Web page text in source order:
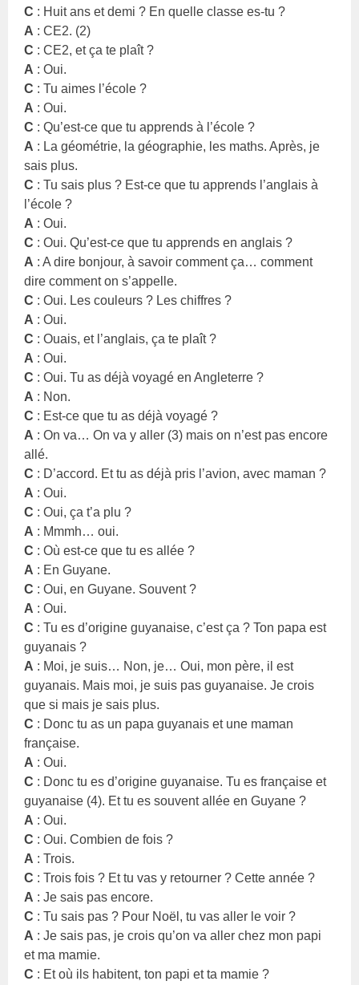
C : Huit ans et demi ? En quelle classe es-tu ?
A : CE2. (2)
C : CE2, et ça te plaît ?
A : Oui.
C : Tu aimes l’école ?
A : Oui.
C : Qu’est-ce que tu apprends à l’école ?
A : La géométrie, la géographie, les maths. Après, je
sais plus.
C : Tu sais plus ? Est-ce que tu apprends l’anglais à
l’école ?
A : Oui.
C : Oui. Qu’est-ce que tu apprends en anglais ?
A : A dire bonjour, à savoir comment ça… comment
dire comment on s’appelle.
C : Oui. Les couleurs ? Les chiffres ?
A : Oui.
C : Ouais, et l’anglais, ça te plaît ?
A : Oui.
C : Oui. Tu as déjà voyagé en Angleterre ?
A : Non.
C : Est-ce que tu as déjà voyagé ?
A : On va… On va y aller (3) mais on n’est pas encore
allé.
C : D’accord. Et tu as déjà pris l’avion, avec maman ?
A : Oui.
C : Oui, ça t’a plu ?
A : Mmmh… oui.
C : Où est-ce que tu es allée ?
A : En Guyane.
C : Oui, en Guyane. Souvent ?
A : Oui.
C : Tu es d’origine guyanaise, c’est ça ? Ton papa est
guyanais ?
A : Moi, je suis… Non, je… Oui, mon père, il est
guyanais. Mais moi, je suis pas guyanaise. Je crois
que si mais je sais plus.
C : Donc tu as un papa guyanais et une maman
française.
A : Oui.
C : Donc tu es d’origine guyanaise. Tu es française et
guyanaise (4). Et tu es souvent allée en Guyane ?
A : Oui.
C : Oui. Combien de fois ?
A : Trois.
C : Trois fois ? Et tu vas y retourner ? Cette année ?
A : Je sais pas encore.
C : Tu sais pas ? Pour Noël, tu vas aller le voir ?
A : Je sais pas, je crois qu’on va aller chez mon papi
et ma mamie.
C : Et où ils habitent, ton papi et ta mamie ?